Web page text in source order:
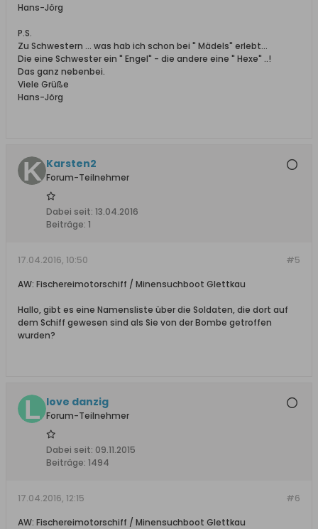
Hans-Jörg
P.S.
Zu Schwestern ... was hab ich schon bei " Mädels" erlebt...
Die eine Schwester ein " Engel" - die andere eine " Hexe" ..!
Das ganz nebenbei.
Viele Grüße
Hans-Jörg
Karsten2
Forum-Teilnehmer
Dabei seit: 13.04.2016
Beiträge: 1
#5
17.04.2016, 10:50
AW: Fischereimotorschiff / Minensuchboot Glettkau
Hallo, gibt es eine Namensliste über die Soldaten, die dort auf
dem Schiff gewesen sind als Sie von der Bombe getroffen
wurden?
love danzig
Forum-Teilnehmer
Dabei seit: 09.11.2015
Beiträge: 1494
#6
17.04.2016, 12:15
AW: Fischereimotorschiff / Minensuchboot Glettkau